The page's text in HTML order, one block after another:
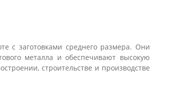
с заготовками среднего размера. Они
металла и обеспечивают высокую
строительстве и производстве